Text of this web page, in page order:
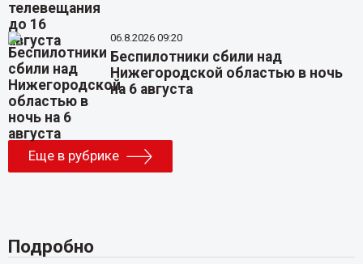
06.8.2026 09:20
Беспилотники сбили над
Нижегородской областью в ночь
на 6 августа
Еще в рубрике
Подробно